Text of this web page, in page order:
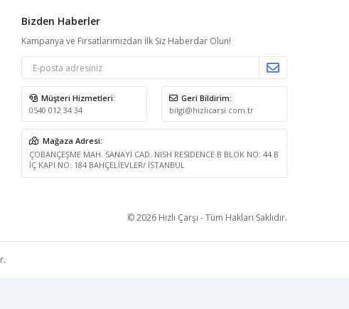
Bizden Haberler
Kampanya ve Fırsatlarımızdan İlk Siz Haberdar Olun!
Müşteri Hizmetleri:
0540 012 34 34
Geri Bildirim:
bilgi@hizlicarsi.com.tr
Mağaza Adresi:
ÇOBANÇEŞME MAH. SANAYİ CAD. NISH RESIDENCE B BLOK NO: 44 B
İÇ KAPI NO: 184 BAHÇELİEVLER/ İSTANBUL
© 2026 Hızlı Çarşı - Tüm Hakları Saklıdır.